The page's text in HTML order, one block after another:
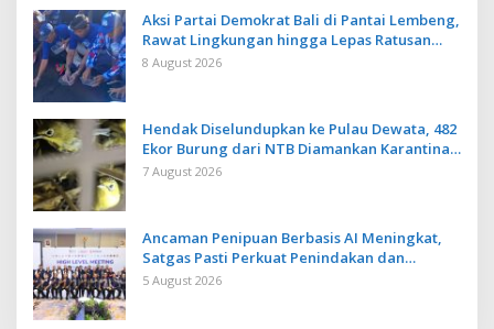
Aksi Partai Demokrat Bali di Pantai Lembeng,
Rawat Lingkungan hingga Lepas Ratusan
Tukik Bedawang Nala
8 August 2026
Hendak Diselundupkan ke Pulau Dewata, 482
Ekor Burung dari NTB Diamankan Karantina
Bali
7 August 2026
Ancaman Penipuan Berbasis AI Meningkat,
Satgas Pasti Perkuat Penindakan dan
Pengembangan Aplikasi Anti Penipuan
5 August 2026